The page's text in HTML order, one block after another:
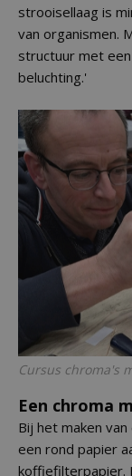
strooisellaag is
van organismen.
structuur met
beluchting.'
Cursus chroma's
Een chroma
Bij het maken
een rond papier
koffiefilterpapier.